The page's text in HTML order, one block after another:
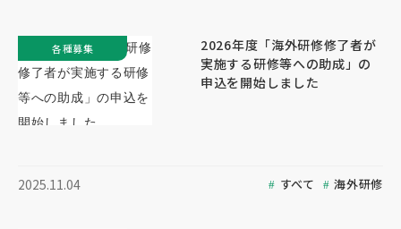
2026年度「海外研修修了者が
実施する研修等への助成」の
申込を開始しました
2025.11.04 すべて 海外研修
各種募集